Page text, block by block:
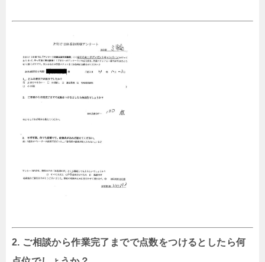
2. ご相談から作業完了までで点数をつけるとしたら何